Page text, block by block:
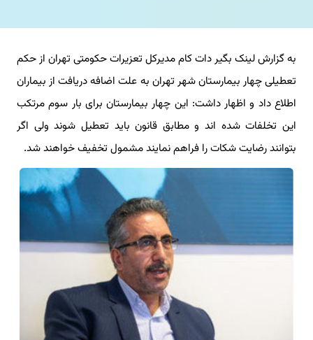
خدمات ما
درباره ما
آموزش
به گزارش لینک بگیر دات کام مدیرکل تعزیرات حکومتی تهران از حکم
تعطیلی چهار بیمارستان شهر تهران به علت اضافه دریافت از بیماران
اطلاع داد و اظهار داشت: این چهار بیمارستان برای بار سوم مرتکب
این تخلفات شده اند و مطابق قانون باید تعطیل شوند ولی اگر
بتوانند رضایت شکات را فراهم نمایند مشمول تخفیف خواهند شد.